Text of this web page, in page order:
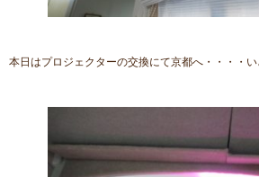
本日はプロジェクターの交換にて京都へ・・・・い